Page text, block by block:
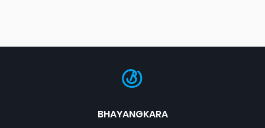
BHAYANGKARA